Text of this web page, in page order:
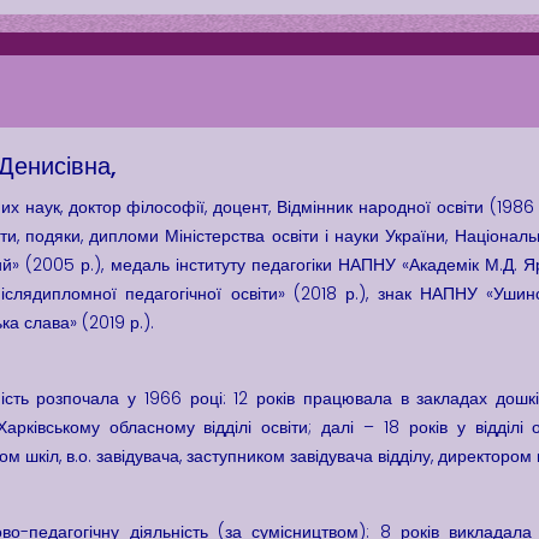
наук, доктор філософії, доцент, Відмінник народної освіти
подяки, дипломи Міністерства освіти і науки України,
(2005 р.), медаль інституту педагогіки НАПНУ «Академік
педагогічної освіти» (2018 р.), знак НАПНУ
слава» (2019 р.).
розпочала у 1966 році: 12 років працювала в закладах
обласному відділі освіти; далі – 18 років у відділі
шкіл, в.о. завідувача, заступником завідувача відділу,
педагогічну діяльність (за сумісництвом): 8 років